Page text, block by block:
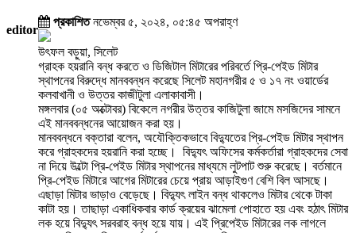
editor
প্রকাশিতনভেম্বর ৫, ২০২৪, ০৫:৪৫ অপরাহ্ণ
উৎফল বড়ুয়া, সিলেট
গ্রাহক হয়রানি বন্ধ করতে ও ডিজিটাল মিটারের পরিবর্তে প্রি-পেইড মিটার
স্থাপনের বিরুদ্ধে মানববন্ধন করেছে সিলেট মহানগরীর ৫ ও ১৭ নং ওয়ার্ডের
কলবাখানী ও উত্তর কাজীটুলা এলাকাবাসী।
মঙ্গলবার (০৫ অক্টোবর) বিকেলে নগরীর উত্তর কাজিটুলা জামে মসজিদের সামনে
এই মানববন্ধনের আয়োজন করা হয়।
মানববন্ধনে বক্তারা বলেন, অযৌক্তিকভাবে বিদ্যুতের প্রি-পেইড মিটার স্থাপন
করে গ্রাহকদের হয়রানি করা হচ্ছে। বিদ্যুৎ অফিসের কর্মকর্তারা গ্রাহকদের সেবা
না দিয়ে উল্টো প্রি-পেইড মিটার স্থাপনের মাধ্যমে লুটপাট শুরু করেছে। বর্তমানে
প্রি-পেইড মিটারে আগের মিটারের চেয়ে প্রায় আড়াইগুণ বেশি বিল আসছে।
এছাড়া মিটার ভাড়াও বেড়েছে। বিদ্যুৎ লাইন বন্ধ থাকলেও মিটার থেকে টাকা
কাটা হয়। তাছাড়া একাধিকবার কার্ড ক্রয়ের ঝামেলা পোহাতে হয় এবং হঠাৎ মিটার
লক হয়ে বিদ্যুৎ সরবরাহ বন্ধ হয়ে যায়। এই প্রিপেইড মিটারের লক লাগলে